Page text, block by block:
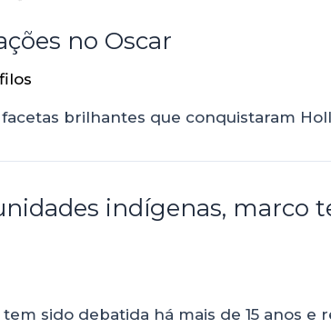
no Oscar
brilhantes que conquistaram
indígenas, marco
sido debatida há mais de 15 anos e